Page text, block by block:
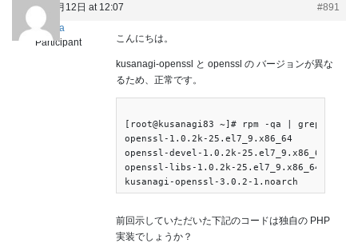
2022年4月12日 at 12:07
#891
Keita
Participant
こんにちは。
kusanagi-openssl と openssl の バージョンが異な
るため、正常です。
[root@kusanagi83 ~]# rpm -qa | grep
openssl-1.0.2k-25.el7_9.x86_64
openssl-devel-1.0.2k-25.el7_9.x86_64
openssl-libs-1.0.2k-25.el7_9.x86_64
前回示していただいた下記のコードは独自の PHP
実装でしょうか？